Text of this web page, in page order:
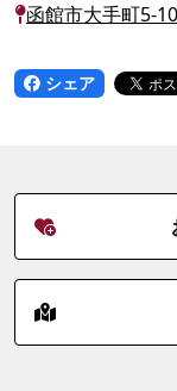
函館市大手町5-
シェア